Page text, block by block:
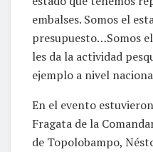
embalses. Somos el
presupuesto…Somos
les da la actividad
ejemplo a nivel
En el evento
Fragata de la
de Topolobampo,